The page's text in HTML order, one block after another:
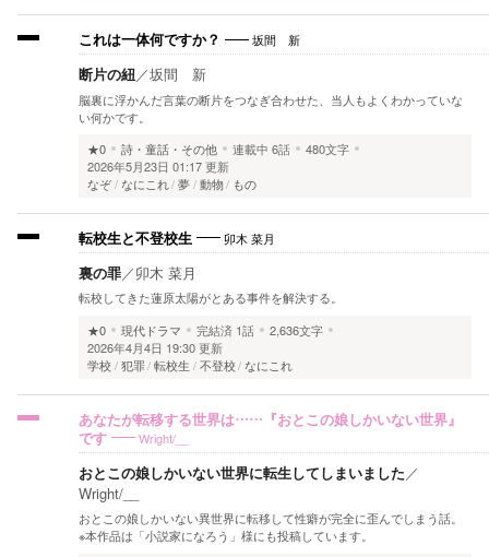
これは一体何ですか？ 坂間 新
断片の紐／坂間 新
脳裏に浮かんだ言葉の断片をつなぎ合わせた、当人もよくわかっていな
い何かです。
★0
詩・童話・その他 連載中 6話
480文字
2026年5月23日 01:17 更新
なぞ なにこれ 夢 動物 もの
転校生と不登校生 卯木 菜月
裏の罪／卯木 菜月
転校してきた蓮原太陽がとある事件を解決する。
★0
現代ドラマ 完結済 1話
2,636文字
2026年4月4日 19:30 更新
学校 犯罪 転校生 不登校 なにこれ
あなたが転移する世界は……『おとこの娘しかいない世界』
です
Wright/__
おとこの娘しかいない世界に転生してしまいました ／
Wright/__
おとこの娘しかいない異世界に転移して性癖が完全に歪んでしまう話。
※本作品は「小説家になろう」様にも投稿しています。